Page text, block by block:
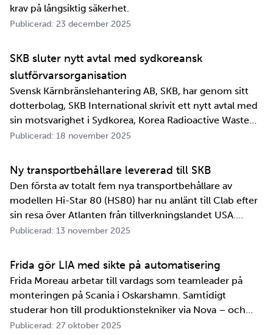
krav på långsiktig säkerhet.
Publicerad: 23 december 2025
SKB sluter nytt avtal med sydkoreansk
slutförvarsorganisation
Svensk Kärnbränslehantering AB, SKB, har genom sitt
dotterbolag, SKB International skrivit ett nytt avtal med
sin motsvarighet i Sydkorea, Korea Radioactive Waste
Agency, KORAD. Avtalet, som är ett så kallat
samarbetet mellan de två organisationerna. …
Publicerad: 18 november 2025
Ny transportbehållare levererad till SKB
Den första av totalt fem nya transportbehållare av
modellen Hi-Star 80 (HS80) har nu anlänt till Clab efter
sin resa över Atlanten från tillverkningslandet USA.
Innan transportbehållaren kan bli en del av SKB:s
tester och utbildningar. Redan 2008 i…
Publicerad: 13 november 2025
Frida gör LIA med sikte på automatisering
Frida Moreau arbetar till vardags som teamleader på
monteringen på Scania i Oskarshamn. Samtidigt
studerar hon till produktionstekniker via Nova – och
under tio veckor i höst gör hon både sin praktik, även
Publicerad: 27 oktober 2025